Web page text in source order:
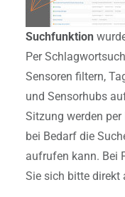
Suchfunktion
Per
Sensoren filtern,
und Sensorhubs
Sitzung werden
bei Bedarf die
aufrufen kann. Bei
Sie sich bitte direkt